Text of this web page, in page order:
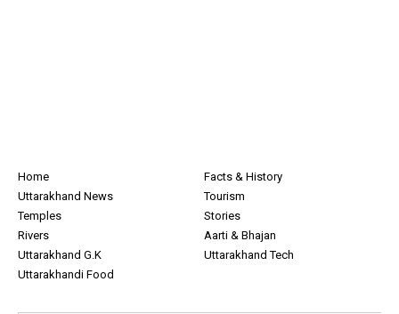
Home
Facts & History
Uttarakhand News
Tourism
Temples
Stories
Rivers
Aarti & Bhajan
Uttarakhand G.K
Uttarakhand Tech
Uttarakhandi Food